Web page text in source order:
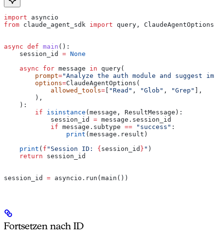
import asyncio
from claude_agent_sdk import query,
async def main ():
    session_id
= None
    async
for message in query(
        prompt
="Analyze the auth module and suggest
        options
=ClaudeAgentOptions(
            allowed_tools
= [ "Read" , "Glob" , "Grep" ],
        ),
    ):
        if
isinstance (message, ResultMessage):
            session_id
= message.session_id
            if
message.subtype == "success" :
                print
(message.result)
    print
( f "Session ID: {session_id } " )
    return
session_id
session_id = asyncio.run(main())
Fortsetzen nach ID